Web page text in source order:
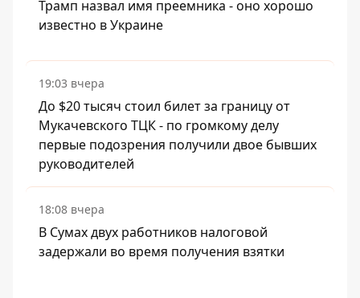
Трамп назвал имя преемника - оно хорошо
известно в Украине
19:03 вчера
До $20 тысяч стоил билет за границу от
Мукачевского ТЦК - по громкому делу
первые подозрения получили двое бывших
руководителей
18:08 вчера
В Сумах двух работников налоговой
задержали во время получения взятки